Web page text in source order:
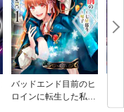
バッドエンド目前のヒ
ロインに転生した私、